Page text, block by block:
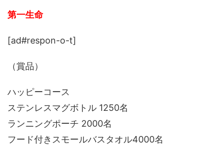
第一生命
[ad#respon-o-t]
（賞品）
ハッピーコース
ステンレスマグボトル 1250名
ランニングポーチ 2000名
フード付きスモールバスタオル4000名